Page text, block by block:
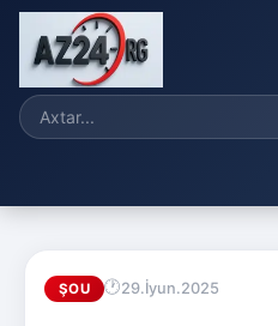
ŞOU 29.İyun.2025